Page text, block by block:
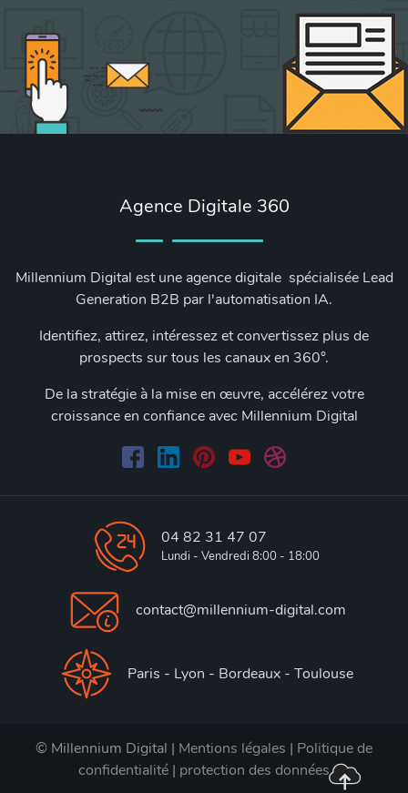
Agence Digitale 360
Millennium Digital est une agence digitale spécialisée Lead
Generation B2B par l'automatisation IA.
Identifiez, attirez, intéressez et convertissez plus de
prospects sur tous les canaux en 360°.
De la stratégie à la mise en œuvre, accélérez votre
croissance en confiance avec Millennium Digital
04 82 31 47 07
Lundi - Vendredi 8:00 - 18:00
contact@millennium-digital.com
Paris - Lyon - Bordeaux - Toulouse
© Millennium Digital | Mentions légales | Politique de
confidentialité | protection des données